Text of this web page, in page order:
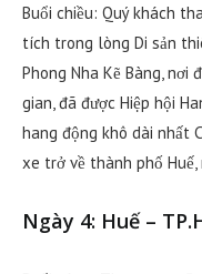
Buổi chiều: Quý khách
tích trong lòng Di sản
Phong Nha Kẽ Bàng,
gian, đã được Hiệp hội
hang động khô dài nhất
xe trở về thành phố Huế,
Ngày 4: Huế –